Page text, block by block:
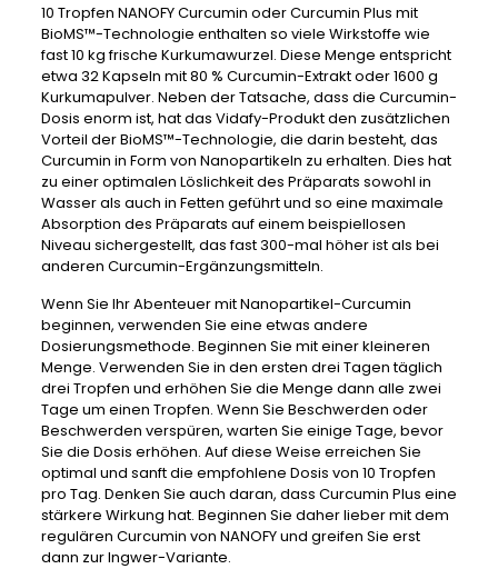
10 Tropfen NANOFY Curcumin oder Curcumin Plus mit
BioMS™-Technologie enthalten so viele Wirkstoffe wie
fast 10 kg frische Kurkumawurzel. Diese Menge entspricht
etwa 32 Kapseln mit 80 % Curcumin-Extrakt oder 1600 g
Kurkumapulver. Neben der Tatsache, dass die Curcumin-
Dosis enorm ist, hat das Vidafy-Produkt den zusätzlichen
Vorteil der BioMS™-Technologie, die darin besteht, das
Curcumin in Form von Nanopartikeln zu erhalten. Dies hat
zu einer optimalen Löslichkeit des Präparats sowohl in
Wasser als auch in Fetten geführt und so eine maximale
Absorption des Präparats auf einem beispiellosen
Niveau sichergestellt, das fast 300-mal höher ist als bei
anderen Curcumin-Ergänzungsmitteln.
Wenn Sie Ihr Abenteuer mit Nanopartikel-Curcumin
beginnen, verwenden Sie eine etwas andere
Dosierungsmethode. Beginnen Sie mit einer kleineren
Menge. Verwenden Sie in den ersten drei Tagen täglich
drei Tropfen und erhöhen Sie die Menge dann alle zwei
Tage um einen Tropfen. Wenn Sie Beschwerden oder
Beschwerden verspüren, warten Sie einige Tage, bevor
Sie die Dosis erhöhen. Auf diese Weise erreichen Sie
optimal und sanft die empfohlene Dosis von 10 Tropfen
pro Tag. Denken Sie auch daran, dass Curcumin Plus eine
stärkere Wirkung hat. Beginnen Sie daher lieber mit dem
regulären Curcumin von NANOFY und greifen Sie erst
dann zur Ingwer-Variante.